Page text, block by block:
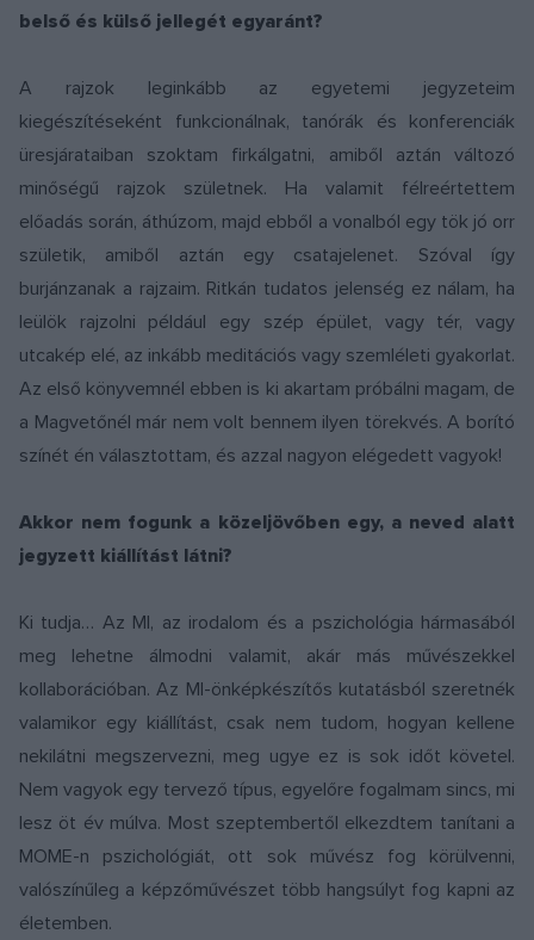
belső és külső jellegét egyaránt?
A rajzok leginkább az egyetemi jegyzeteim
kiegészítéseként funkcionálnak, tanórák és konferenciák
üresjárataiban szoktam firkálgatni, amiből aztán változó
minőségű rajzok születnek. Ha valamit félreértettem
előadás során, áthúzom, majd ebből a vonalból egy tök jó orr
születik, amiből aztán egy csatajelenet. Szóval így
burjánzanak a rajzaim. Ritkán tudatos jelenség ez nálam, ha
leülök rajzolni például egy szép épület, vagy tér, vagy
utcakép elé, az inkább meditációs vagy szemléleti gyakorlat.
Az első könyvemnél ebben is ki akartam próbálni magam, de
a Magvetőnél már nem volt bennem ilyen törekvés. A borító
színét én választottam, és azzal nagyon elégedett vagyok!
Akkor nem fogunk a közeljövőben egy, a neved alatt
jegyzett kiállítást látni?
Ki tudja… Az MI, az irodalom és a pszichológia hármasából
meg lehetne álmodni valamit, akár más művészekkel
kollaborációban. Az MI-önképkészítős kutatásból szeretnék
valamikor egy kiállítást, csak nem tudom, hogyan kellene
nekilátni megszervezni, meg ugye ez is sok időt követel.
Nem vagyok egy tervező típus, egyelőre fogalmam sincs, mi
lesz öt év múlva. Most szeptembertől elkezdtem tanítani a
MOME-n pszichológiát, ott sok művész fog körülvenni,
valószínűleg a képzőművészet több hangsúlyt fog kapni az
életemben.